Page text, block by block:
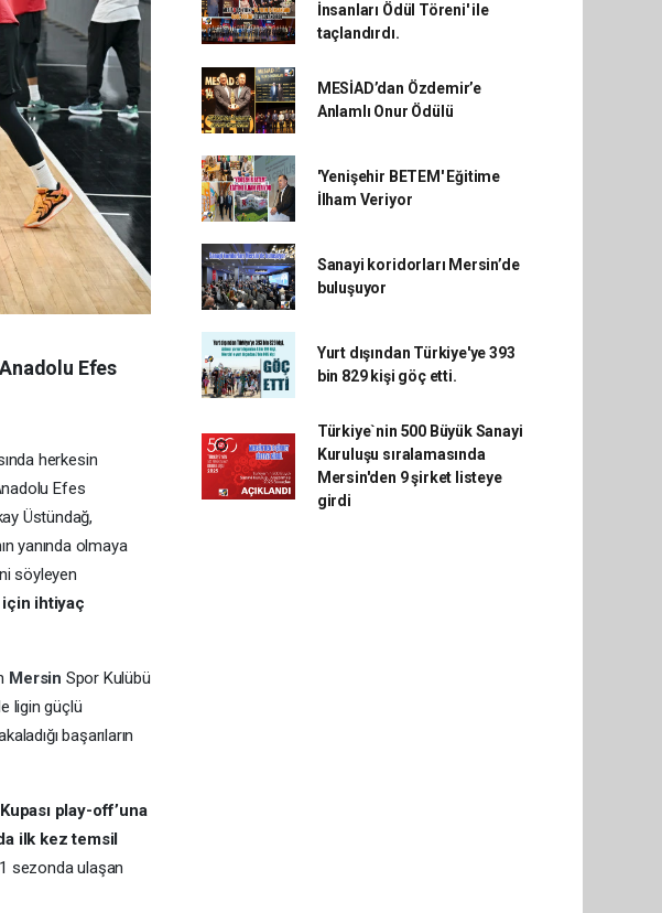
Efes
herkesin
Efes
Üstündağ,
yanında olmaya
söyleyen
için ihtiyaç
Mersin Spor Kulübü
ligin güçlü
başarıların
play-off’una
ilk kez temsil
sezonda ulaşan
İnsanları Ödül Töreni' ile
taçlandırdı.
MESİAD’dan Özdemir’e
Anlamlı Onur Ödülü
'Yenişehir BETEM' Eğitime
İlham Veriyor
Sanayi koridorları Mersin’de
buluşuyor
Yurt dışından Türkiye'ye 393
bin 829 kişi göç etti.
Türkiye`nin 500 Büyük Sanayi
Kuruluşu sıralamasında
Mersin'den 9 şirket listeye
girdi